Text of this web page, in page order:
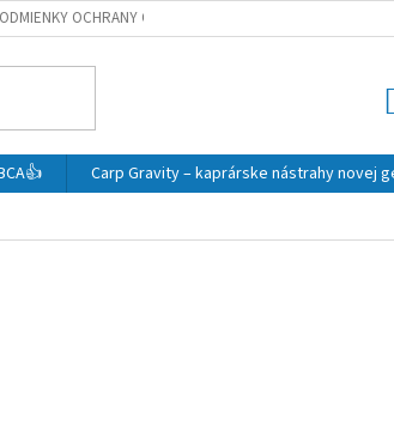
OCHRANY OSOBNÝCH ÚDAJOV
Carp Gravity – kaprárske nástrahy novej